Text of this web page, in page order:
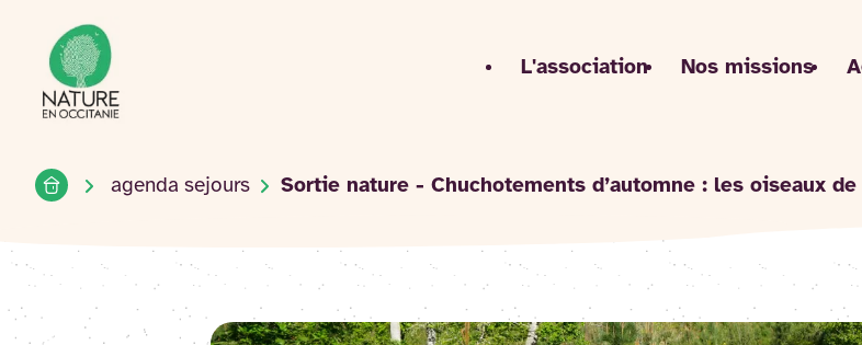
Accéder
au
contenu
Accueil du site
L'association
Nos missions
Accueilagenda sejours Sortie nature - Chuchotements d’automne : les oiseaux